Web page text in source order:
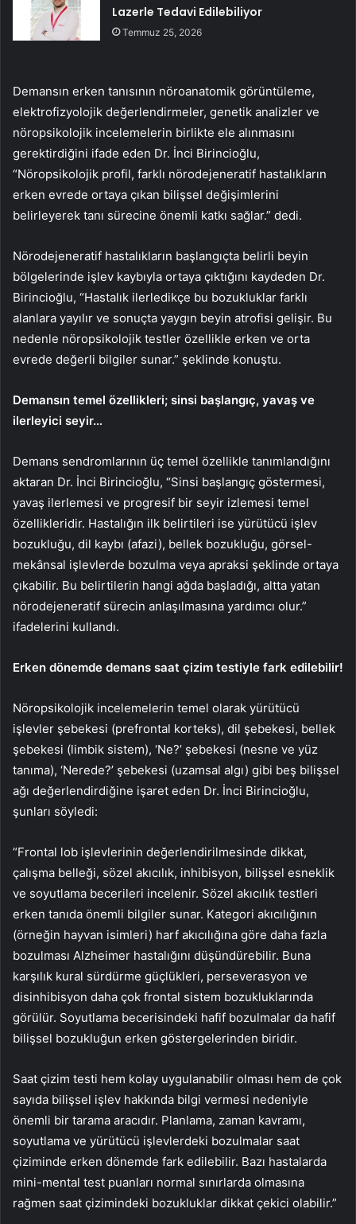
Lazerle Tedavi Edilebiliyor
Temmuz 25, 2026
Demansın erken tanısının nöroanatomik görüntüleme,
elektrofizyolojik değerlendirmeler, genetik analizler ve
nöropsikolojik incelemelerin birlikte ele alınmasını
gerektirdiğini ifade eden Dr. İnci Birincioğlu,
“Nöropsikolojik profil, farklı nörodejeneratif hastalıkların
erken evrede ortaya çıkan bilişsel değişimlerini
belirleyerek tanı sürecine önemli katkı sağlar.” dedi.
Nörodejeneratif hastalıkların başlangıçta belirli beyin
bölgelerinde işlev kaybıyla ortaya çıktığını kaydeden Dr.
Birincioğlu, “Hastalık ilerledikçe bu bozukluklar farklı
alanlara yayılır ve sonuçta yaygın beyin atrofisi gelişir. Bu
nedenle nöropsikolojik testler özellikle erken ve orta
evrede değerli bilgiler sunar.” şeklinde konuştu.
Demansın temel özellikleri; sinsi başlangıç, yavaş ve
ilerleyici seyir…
Demans sendromlarının üç temel özellikle tanımlandığını
aktaran Dr. İnci Birincioğlu, “Sinsi başlangıç göstermesi,
yavaş ilerlemesi ve progresif bir seyir izlemesi temel
özellikleridir. Hastalığın ilk belirtileri ise yürütücü işlev
bozukluğu, dil kaybı (afazi), bellek bozukluğu, görsel-
mekânsal işlevlerde bozulma veya apraksi şeklinde ortaya
çıkabilir. Bu belirtilerin hangi ağda başladığı, altta yatan
nörodejeneratif sürecin anlaşılmasına yardımcı olur.”
ifadelerini kullandı.
Erken dönemde demans saat çizim testiyle fark edilebilir!
Nöropsikolojik incelemelerin temel olarak yürütücü
işlevler şebekesi (prefrontal korteks), dil şebekesi, bellek
şebekesi (limbik sistem), ‘Ne?’ şebekesi (nesne ve yüz
tanıma), ‘Nerede?’ şebekesi (uzamsal algı) gibi beş bilişsel
ağı değerlendirdiğine işaret eden Dr. İnci Birincioğlu,
şunları söyledi:
“Frontal lob işlevlerinin değerlendirilmesinde dikkat,
çalışma belleği, sözel akıcılık, inhibisyon, bilişsel esneklik
ve soyutlama becerileri incelenir. Sözel akıcılık testleri
erken tanıda önemli bilgiler sunar. Kategori akıcılığının
(örneğin hayvan isimleri) harf akıcılığına göre daha fazla
bozulması Alzheimer hastalığını düşündürebilir. Buna
karşılık kural sürdürme güçlükleri, perseverasyon ve
disinhibisyon daha çok frontal sistem bozukluklarında
görülür. Soyutlama becerisindeki hafif bozulmalar da hafif
bilişsel bozukluğun erken göstergelerinden biridir.
Saat çizim testi hem kolay uygulanabilir olması hem de çok
sayıda bilişsel işlev hakkında bilgi vermesi nedeniyle
önemli bir tarama aracıdır. Planlama, zaman kavramı,
soyutlama ve yürütücü işlevlerdeki bozulmalar saat
çiziminde erken dönemde fark edilebilir. Bazı hastalarda
mini-mental test puanları normal sınırlarda olmasına
rağmen saat çizimindeki bozukluklar dikkat çekici olabilir.”